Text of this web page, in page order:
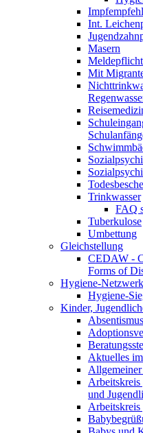
Int.
Masern
Mit
Trinkwasser
FAQ
Tuberkulose
Umbettung
Gleichstellung
CEDAW -
Forms of
Hygiene-Netzwerk
Hygiene-
Kinder,
Aktuelles
Arbeitskreis
und
Arbeitskreis